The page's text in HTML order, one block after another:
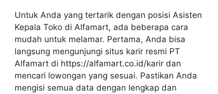
Untuk Anda yang tertarik dengan posisi Asisten
Kepala Toko di Alfamart, ada beberapa cara
mudah untuk melamar. Pertama, Anda bisa
langsung mengunjungi situs karir resmi PT
Alfamart di https://alfamart.co.id/karir dan
mencari lowongan yang sesuai. Pastikan Anda
mengisi semua data dengan lengkap dan